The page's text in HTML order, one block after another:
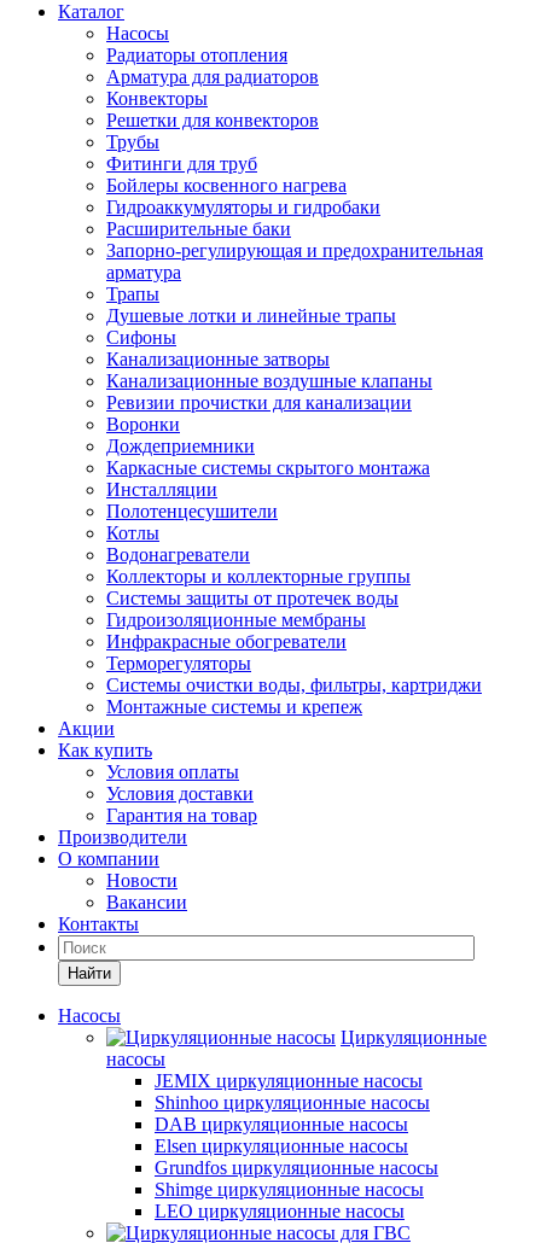
Каталог
Насосы
Радиаторы отопления
Арматура для радиаторов
Конвекторы
Решетки для конвекторов
Трубы
Фитинги для труб
Бойлеры косвенного нагрева
Гидроаккумуляторы и гидробаки
Расширительные баки
Запорно-регулирующая и предохранительная
арматура
Трапы
Душевые лотки и линейные трапы
Сифоны
Канализационные затворы
Канализационные воздушные клапаны
Ревизии прочистки для канализации
Воронки
Дождеприемники
Каркасные системы скрытого монтажа
Инсталляции
Полотенцесушители
Котлы
Водонагреватели
Коллекторы и коллекторные группы
Системы защиты от протечек воды
Гидроизоляционные мембраны
Инфракрасные обогреватели
Терморегуляторы
Системы очистки воды, фильтры, картриджи
Монтажные системы и крепеж
Акции
Как купить
Условия оплаты
Условия доставки
Гарантия на товар
Производители
О компании
Новости
Вакансии
Контакты
Найти
Насосы
Циркуляционные
насосы
JEMIX циркуляционные насосы
Shinhoo циркуляционные насосы
DAB циркуляционные насосы
Elsen циркуляционные насосы
Grundfos циркуляционные насосы
Shimge циркуляционные насосы
LEO циркуляционные насосы